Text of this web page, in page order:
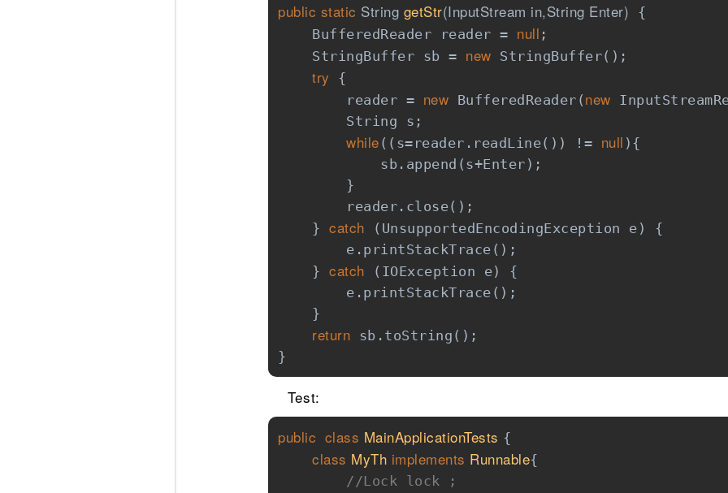
public static String getStr(InputStream in,String Enter)
{
BufferedReader reader = null ;
StringBuffer sb = new StringBuffer();
try {
reader = new BufferedReader( new
String s;
while ((s=reader.readLine()) != null ){
sb.append(s+Enter);
}
reader.close();
} catch (UnsupportedEncodingException e) {
e.printStackTrace();
} catch (IOException e) {
e.printStackTrace();
}
return sb.toString();
}
Test:
public class MainApplicationTests {
class MyTh implements Runnable{
//Lock lock ;